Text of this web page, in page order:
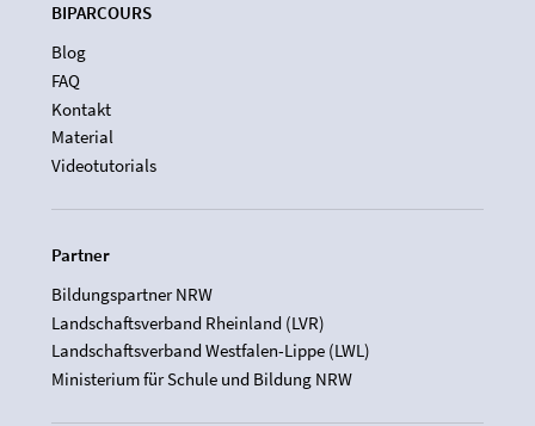
BIPARCOURS
Blog
FAQ
Kontakt
Material
Videotutorials
Partner
Bildungspartner NRW
Landschaftsverband Rheinland (LVR)
Landschaftsverband Westfalen-Lippe (LWL)
Ministerium für Schule und Bildung NRW